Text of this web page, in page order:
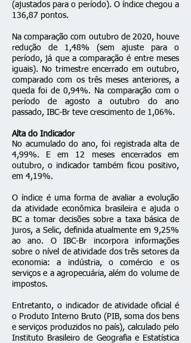
(ajustados para o período). O índice chegou a
136,87 pontos.
Na comparação com outubro de 2020, houve
redução de 1,48% (sem ajuste para o
período, já que a comparação é entre meses
iguais). No trimestre encerrado em outubro,
comparado com os três meses anteriores, a
queda foi de 0,94%. Na comparação com o
período de agosto a outubro do ano
passado, IBC-Br teve crescimento de 1,06%.
Alta do Indicador
No acumulado do ano, foi registrada alta de
4,99%. E em 12 meses encerrados em
outubro, o indicador também ficou positivo,
em 4,19%.
O índice é uma forma de avaliar a evolução
da atividade econômica brasileira e ajuda o
BC a tomar decisões sobre a taxa básica de
juros, a Selic, definida atualmente em 9,25%
ao ano. O IBC-Br incorpora informações
sobre o nível de atividade dos três setores da
economia: a indústria, o comércio e os
serviços e a agropecuária, além do volume de
impostos.
Entretanto, o indicador de atividade oficial é
o Produto Interno Bruto (PIB, soma dos bens
e serviços produzidos no país), calculado pelo
Instituto Brasileiro de Geografia e Estatística